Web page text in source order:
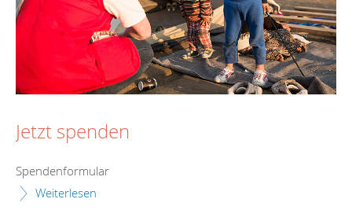
Jetzt spenden
Spendenformular
Weiterlesen